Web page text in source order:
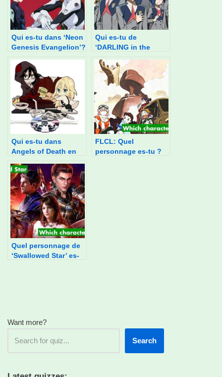
Qui es-tu dans ‘Neon
Genesis Evangelion’?
Qui es-tu de
‘DARLING in the
Qui es-tu dans
Angels of Death en
préférences
alimentaires ?
FLCL: Quel
personnage es-tu ?
Quel personnage de
‘Swallowed Star’ es-
Want more?
Search